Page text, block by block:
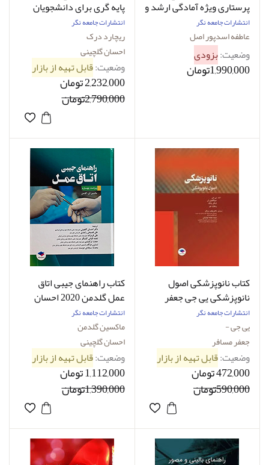
پرستاری ویژه آمادگی ارشد و
استخدامی عاطفه اسدپور
اصل
انتشارات جامعه نگر
عاطفه اسدپور اصل
وضعیت:بزودی
1,990,000تومان
پایه گری برا‌ی دانشجویان
2023
انتشارات جامعه نگر
ریچارد درک
احسان گلچینی
وضعیت:قابل تهیه از بازار
2,232,000 تومان
2,790,000تومان
کتاب نانوپزشکی اصول
نانوپزشکی یی جی جعفر
مسافر
انتشارات جامعه نگر
یی جی -
جعفر مسافر
وضعیت:قابل تهیه از بازار
472,000 تومان
590,000تومان
کتاب راهنمای جیبی اتاق
عمل گلدمن 2020 احسان
گلچینی
انتشارات جامعه نگر
ماکسین گلدمن
احسان گلچینی
وضعیت:قابل تهیه از بازار
1,112,000 تومان
1,390,000تومان